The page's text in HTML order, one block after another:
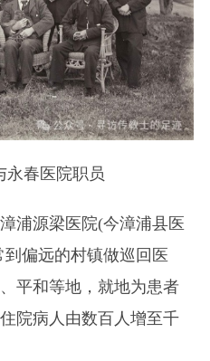
永春医院职员
浦源梁医院(今漳浦县医
偏远的村镇做巡回医
平和等地，就地为患者
院病人由数百人增至千